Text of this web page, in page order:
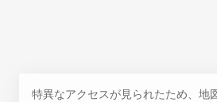
特異なアクセスが見られたため、地